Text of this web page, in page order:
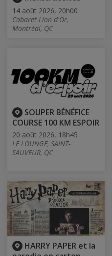
14 août 2026, 20h00
Cabaret Lion d'Or,
Montréal, QC
SOUPER BÉNÉFICE
COURSE 100 KM ESPOIR
20 août 2026, 18h45
LE LOUNGE, SAINT-
SAUVEUR, QC
HARRY PAPER et la